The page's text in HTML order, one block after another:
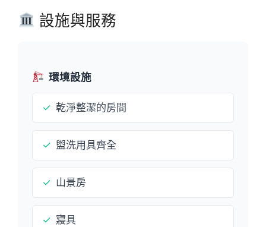
設施與服務
環境設施
✓ 乾淨整潔的房間
✓ 盥洗用具齊全
✓ 山景房
✓ 寢具